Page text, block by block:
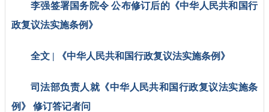
李强签署国务院令 公布修订后的《中华人民共和国行
政复议法实施条例》
全文 | 《中华人民共和国行政复议法实施条例》
司法部负责人就《中华人民共和国行政复议法实施条
例》 修订答记者问